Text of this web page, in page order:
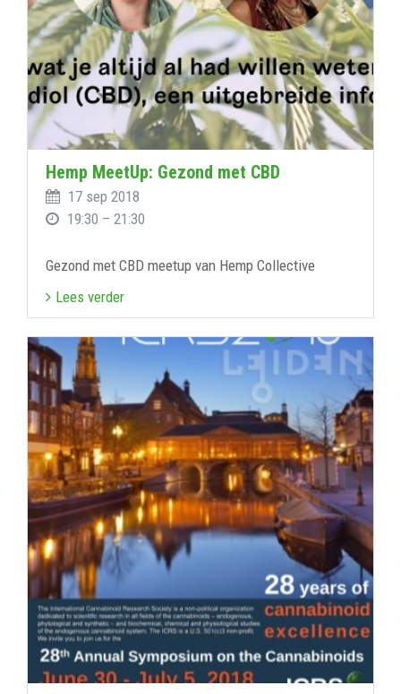
Hemp MeetUp: Gezond met CBD
17 sep 2018
19:30 – 21:30
Gezond met CBD meetup van Hemp Collective
Lees verder